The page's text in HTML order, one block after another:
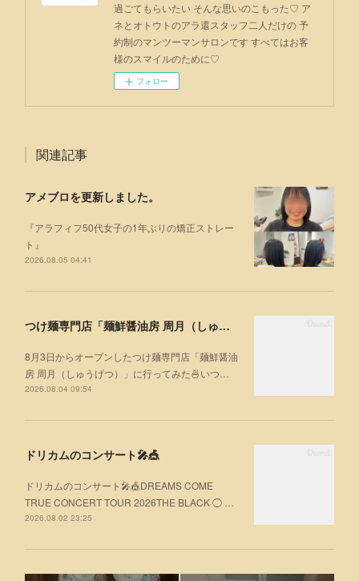
過ごてもらいたい そんな思いのこもった♡ ア
ネとオトウトのアラ還スタッフ二人だけの 予
約制のマンツーマンサロンです すべてはお客
様のスマイルのために♡
フォロー
関連記事
アメブロを更新しました。
『アラフィフ50代女子の1年ぶりの矯正ストレー
ト』
2026.08.05 04:41
つけ麺専門店「麺鮮醤油房 周月（しゅうげつ）」⁡ に行ってみた🍜
8月3日からオープンしたつけ麺専門店「麺鮮醤油
房 周月（しゅうげつ）」⁡に行ってみた🍜いつ…
2026.08.04 09:54
ドリカムのコンサート🎤🎪
ドリカムのコンサート🎤🎪DREAMS COME
TRUE CONCERT TOUR 2026THE BLACK ◯ …
2026.08.02 23:25